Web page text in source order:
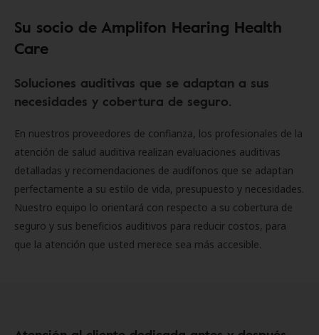
Su socio de Amplifon Hearing Health
Care
Soluciones auditivas que se adaptan a sus
necesidades y cobertura de seguro.
En nuestros proveedores de confianza, los profesionales de la
atención de salud auditiva realizan evaluaciones auditivas
detalladas y recomendaciones de audífonos que se adaptan
perfectamente a su estilo de vida, presupuesto y necesidades.
Nuestro equipo lo orientará con respecto a su cobertura de
seguro y sus beneficios auditivos para reducir costos, para
que la atención que usted merece sea más accesible.